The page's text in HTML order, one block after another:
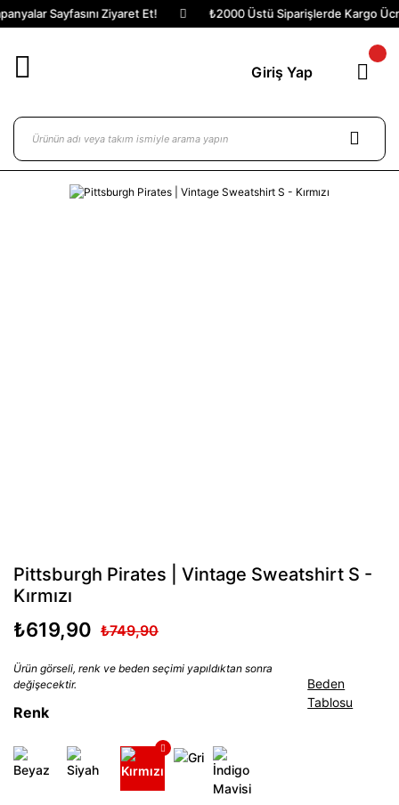
Sayfasını Ziyaret Et! ₺2000 Üstü Siparişlerde Kargo
Giriş Yap
Pittsburgh Pirates | Vintage Sweatshirt S -
Kırmızı
₺619,90 ₺749,90
Ürün görseli, renk ve beden seçimi yapıldıktan sonra
değişecektir.
Renk
Beden
Tablosu